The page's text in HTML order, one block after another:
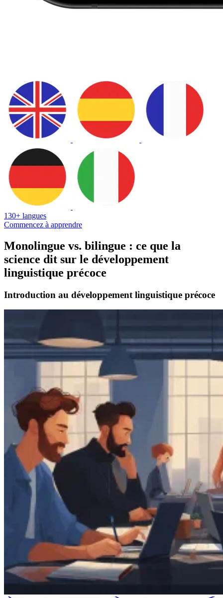
130+ langues
Commencez à apprendre
Monolingue vs. bilingue : ce que la
science dit sur le développement
linguistique précoce
Introduction au développement linguistique précoce